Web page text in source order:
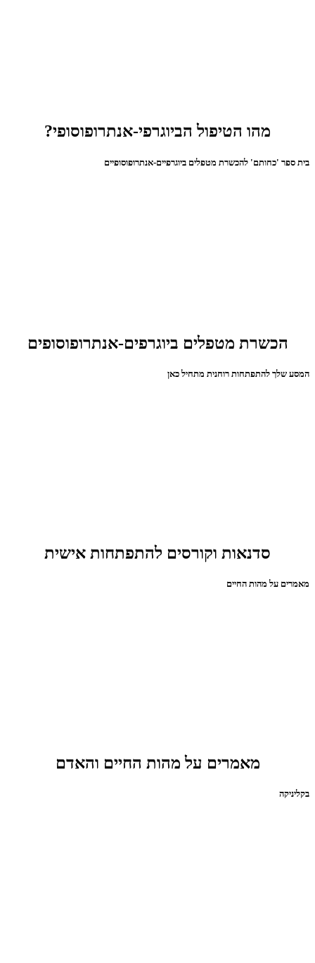
מהו הטיפול הביוגרפי-אנתרופוסופי?
בית ספר 'כחותם' להכשרת מטפלים ביוגרפיים-אנתרופוסופיים
הכשרת מטפלים ביוגרפים-אנתרופוסופים
המסע שלך להתפתחות רוחנית מתחיל כאן
סדנאות וקורסים להתפתחות אישית
מאמרים על מהות החיים
מאמרים על מהות החיים והאדם
בקליניקה